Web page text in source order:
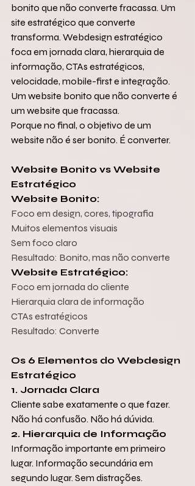
bonito que não converte fracassa. Um
site estratégico que converte
transforma. Webdesign estratégico
foca em jornada clara, hierarquia de
informação, CTAs estratégicos,
velocidade, mobile-first e integração.
Um website bonito que não converte é
um website que fracassa.
Porque no final, o objetivo de um
website não é ser bonito. É converter.
Website Bonito vs Website
Estratégico
Website Bonito:
Foco em design, cores, tipografia
Muitos elementos visuais
Sem foco claro
Resultado: Bonito, mas não converte
Website Estratégico:
Foco em jornada do cliente
Hierarquia clara de informação
CTAs estratégicos
Resultado: Converte
Os 6 Elementos do Webdesign
Estratégico
1. Jornada Clara
Cliente sabe exatamente o que fazer.
Não há confusão. Não há dúvida.
2. Hierarquia de Informação
Informação importante em primeiro
lugar. Informação secundária em
segundo lugar. Sem distrações.